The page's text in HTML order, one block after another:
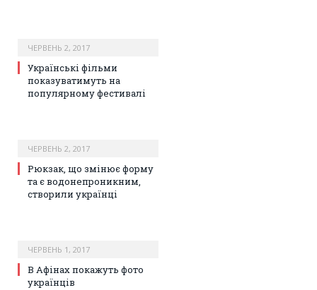
ЧЕРВЕНЬ 2, 2017
Українські фільми
показуватимуть на
популярному фестивалі
ЧЕРВЕНЬ 2, 2017
Рюкзак, що змінює форму
та є водонепроникним,
створили українці
ЧЕРВЕНЬ 1, 2017
В Афінах покажуть фото
українців